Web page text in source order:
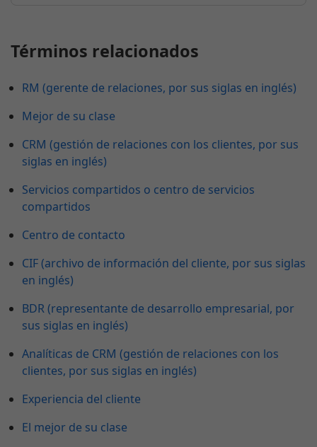
Términos relacionados
RM (gerente de relaciones, por sus siglas en inglés)
Mejor de su clase
CRM (gestión de relaciones con los clientes, por sus
siglas en inglés)
Servicios compartidos o centro de servicios
compartidos
Centro de contacto
CIF (archivo de información del cliente, por sus siglas
en inglés)
BDR (representante de desarrollo empresarial, por
sus siglas en inglés)
Analíticas de CRM (gestión de relaciones con los
clientes, por sus siglas en inglés)
Experiencia del cliente
El mejor de su clase